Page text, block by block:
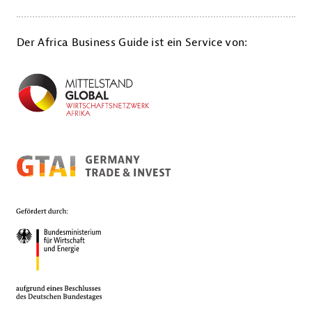
Der Africa Business Guide ist ein Service von: